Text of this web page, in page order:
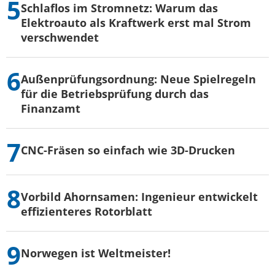
Schlaflos im Stromnetz: Warum das
Elektroauto als Kraftwerk erst mal Strom
verschwendet
Außenprüfungsordnung: Neue Spielregeln
für die Betriebsprüfung durch das
Finanzamt
CNC-Fräsen so einfach wie 3D-Drucken
Vorbild Ahornsamen: Ingenieur entwickelt
effizienteres Rotorblatt
Norwegen ist Weltmeister!